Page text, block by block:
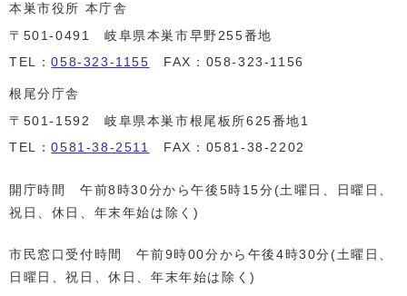
本巣市役所 本庁舎
〒501-0491 岐阜県本巣市早野255番地
TEL：058-323-1155 FAX：058-323-1156
根尾分庁舎
〒501-1592 岐阜県本巣市根尾板所625番地1
TEL：0581-38-2511 FAX：0581-38-2202
開庁時間 午前8時30分から午後5時15分(土曜日、日曜日、
祝日、休日、年末年始は除く)
市民窓口受付時間 午前9時00分から午後4時30分(土曜日、
日曜日、祝日、休日、年末年始は除く)